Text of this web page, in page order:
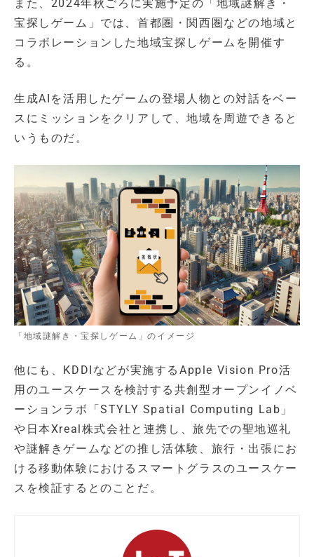
また、2024年秋ごろに実施予定の「地域謎解き・
宝探しゲーム」では、首都圏・関西圏などの地域と
コラボレーションした地域宝探しゲームを開催す
る。
生成AIを活用したゲームの登場人物との対話をベー
スにミッションをクリアして、地域を周遊できると
いうものだ。
「地域謎解き・宝探しゲーム」のイメージ
他にも、KDDIなどが実施するApple Vision Pro活
用のユースケースを検討する共創型オープンイノベ
ーションラボ「STYLY Spatial Computing Lab」
や日本Xreal株式会社と連携し、旅先での聖地巡礼
や謎解きゲームなどの推し活体験、旅行・出張にお
ける移動体験におけるスマートグラスのユースケー
スを検証するとのことだ。